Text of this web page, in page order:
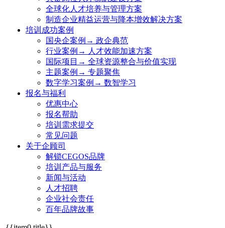
全球化人才培养与管理方案
制造企业精益运营与降本增效解决方案
培训成功案例
国央企案例→ 政企典范
行业案例→ 人才效能加速方案
国际项目→ 全球资源整合与价值实现
主题案例→ 专题聚焦
数字学习案例→ 数智学习
报名与福利
优惠中心
报名帮助
培训需求提交
常见问题
关于企顾司
解锁CEGOS品牌
培训产品与服务
新闻与活动
人才招聘
企业社会责任
百年品牌故事